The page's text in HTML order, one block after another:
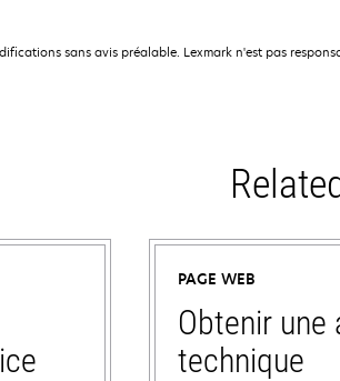
sans avis préalable. Lexmark n'est pas
PAGE WEB
Obtenir une
technique